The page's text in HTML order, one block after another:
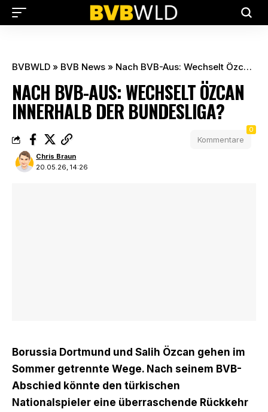
BVBWLD » BVB News » Nach BVB-Aus: Wechselt Özcan innerhalb der Bundesliga?
NACH BVB-AUS: WECHSELT ÖZCAN
INNERHALB DER BUNDESLIGA?
20.05.26, 14:26
Chris Braun
Kommentare
0
Borussia Dortmund und Salih Özcan gehen im
Sommer getrennte Wege. Nach seinem BVB-
Abschied könnte den türkischen
Nationalspieler eine überraschende Rückkehr